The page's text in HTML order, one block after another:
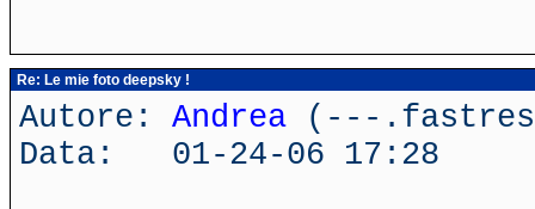
Re: Le mie foto deepsky !
Autore: Andrea (---
Data: 01-24-06 17:28